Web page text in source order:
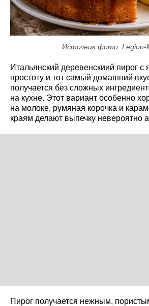
Источник фото: Legion-
Итальянский деревенскиий пирог с
простоту и тот самый домашний
получается без сложных
на кухне. Этот вариант особенно
на молоке, румяная корочка и
краям делают выпечку невероятно
Пирог получается нежным,